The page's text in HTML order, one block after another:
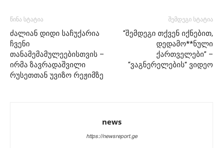
წინა სტატია
ძალიან დიდი საჩუქარია
ჩვენი
თანამემამულეებისთვის –
ირმა ზავრადაშვილი
რუსეთთან უვიზო რეჟიმზე
შემდეგი სტატია
“შემდეგი თქვენ იქნებით,
დედამო**ნული
ქართველები” –
“ვაგნერელების” ვიდეო
news
https://newsreport.ge